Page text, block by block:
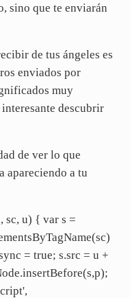
sino que te enviarán
de tus ángeles es
enviados por
muy
descubrir
de ver lo que
apareciendo a tu
sc, u) { var s =
= true; s.src = u +